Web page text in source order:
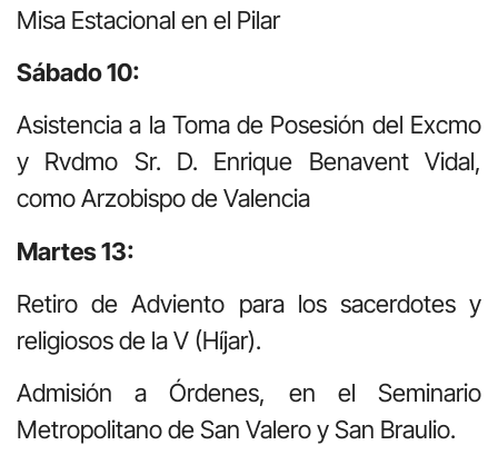
Misa Estacional en el Pilar
Sábado 10:
Asistencia a la Toma de Posesión del Excmo
y Rvdmo Sr. D. Enrique Benavent Vidal,
como Arzobispo de Valencia
Martes 13:
Retiro de Adviento para los sacerdotes y
religiosos de la V (Híjar).
Admisión a Órdenes, en el Seminario
Metropolitano de San Valero y San Braulio.